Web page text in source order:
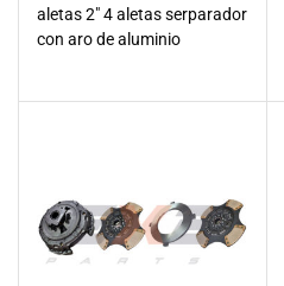
aletas 2" 4 aletas serparador
con aro de aluminio